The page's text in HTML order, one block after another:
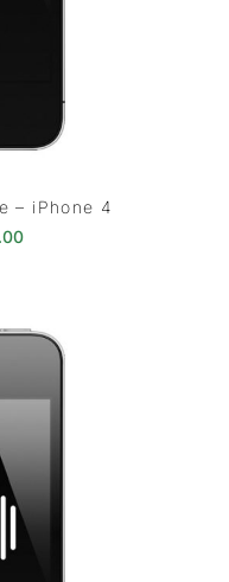
– iPhone 4
original era: €39.90.
O preço atual é: